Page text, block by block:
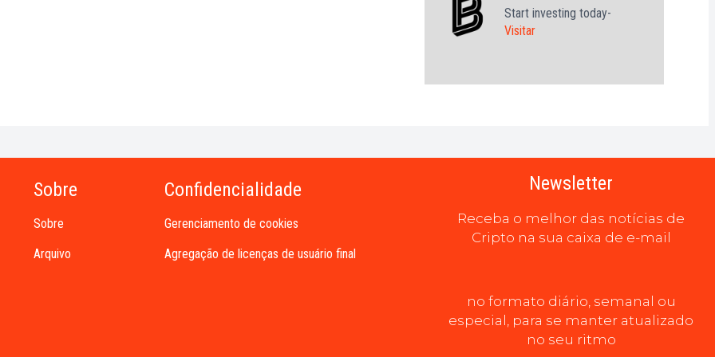
Start investing today-
Visitar
Sobre
Sobre
Arquivo
Confidencialidade
Gerenciamento de cookies
Agregação de licenças de usuário final
Newsletter
Receba o melhor das notícias de
Cripto na sua caixa de e-mail
no formato diário, semanal ou
especial, para se manter atualizado
no seu ritmo